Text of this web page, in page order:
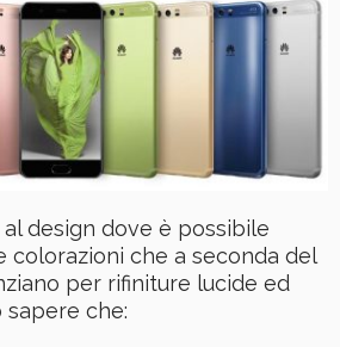
design dove è possibile
colorazioni che a seconda del
per rifiniture lucide ed
sapere che: